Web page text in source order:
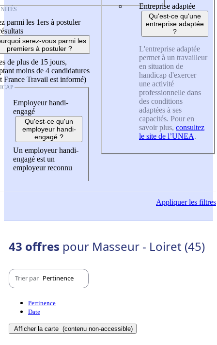
parmi les 1ers à postuler
serez-vous parmi les
premiers à postuler ?
de plus de 15 jours,
moins de 4 candidatures
France Travail est informé)
Employeur handi-
engagé
Qu'est-ce qu'un
employeur handi-
engagé ?
Un employeur handi-
engagé est un
employeur reconnu
Entreprise adaptée
Qu'est-ce qu'une
entreprise adaptée
?
L'entreprise adaptée
permet à un travailleur
en situation de
handicap d'exercer
une activité
professionnelle dans
des conditions
adaptées à ses
capacités. Pour en
savoir plus, consultez
le site de l’UNEA.
Appliquerles filtres
43 offres pour Masseur - Loiret (45)
Trier par Pertinence
Pertinence
Date
Afficher la carte (contenu non-accessible)